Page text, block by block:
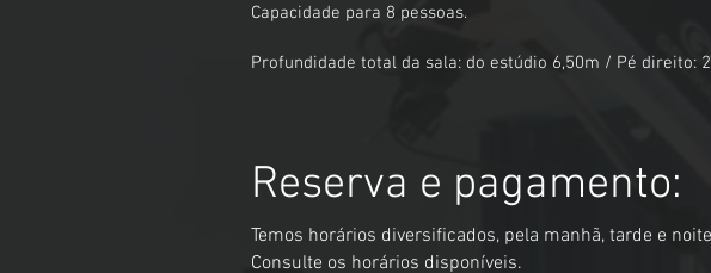
Capacidade para 8 pessoas.
Profundidade total da sala: do estúdio 6,50m / Pé direito:
Reserva e pagamento:
Temos horários diversificados, pela manhã, tarde e
Consulte os horários disponíveis.